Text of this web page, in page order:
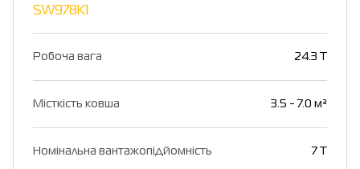
SW978K1
Робоча вага 24.3 T
Місткість ковша 3.5 - 7.0 м³
Номінальна вантажопідйомність 7 T